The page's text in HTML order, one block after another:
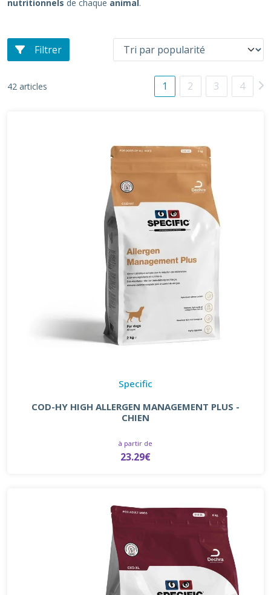
nutritionnels de chaque animal.
Filtrer
42 articles 1 2 3 4
Specific
COD-HY HIGH ALLERGEN MANAGEMENT PLUS -
CHIEN
à partir de
23.29€